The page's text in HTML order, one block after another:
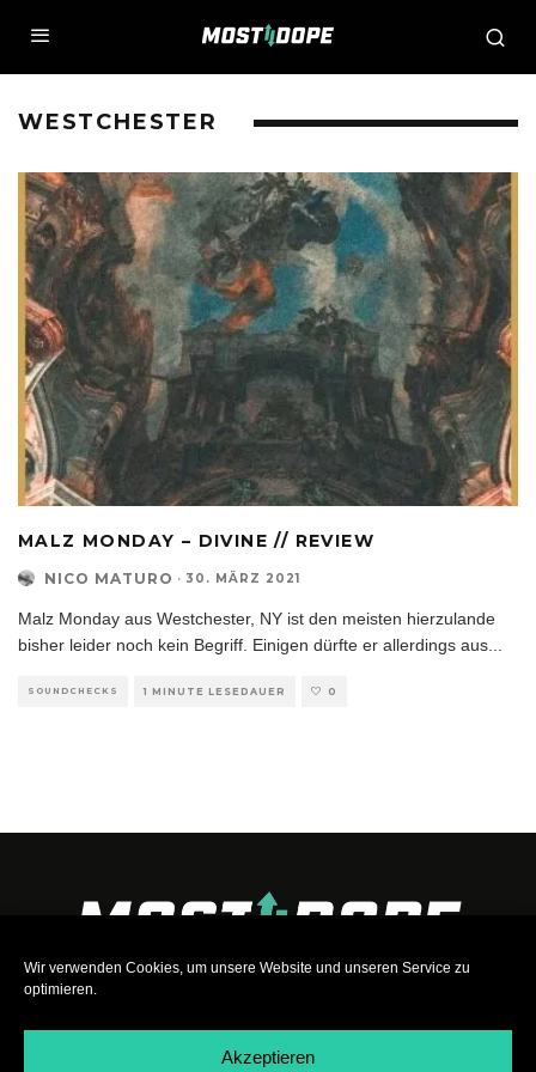
Wir verwenden Cookies, um unsere Website und unseren Service zu
optimieren.
Akzeptieren
WESTCHESTER
MALZ MONDAY – DIVINE // REVIEW
NICO MATURO · 30. MÄRZ 2021
Malz Monday aus Westchester, NY ist den meisten hierzulande
bisher leider noch kein Begriff. Einigen dürfte er allerdings aus
SOUNDCHECKS 1 MINUTE LESEDAUER 0